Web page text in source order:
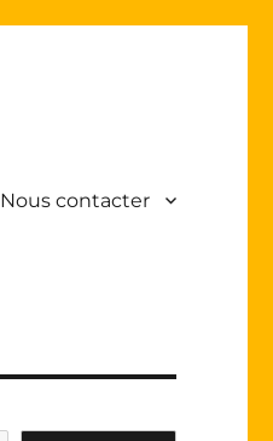
Nous contacter